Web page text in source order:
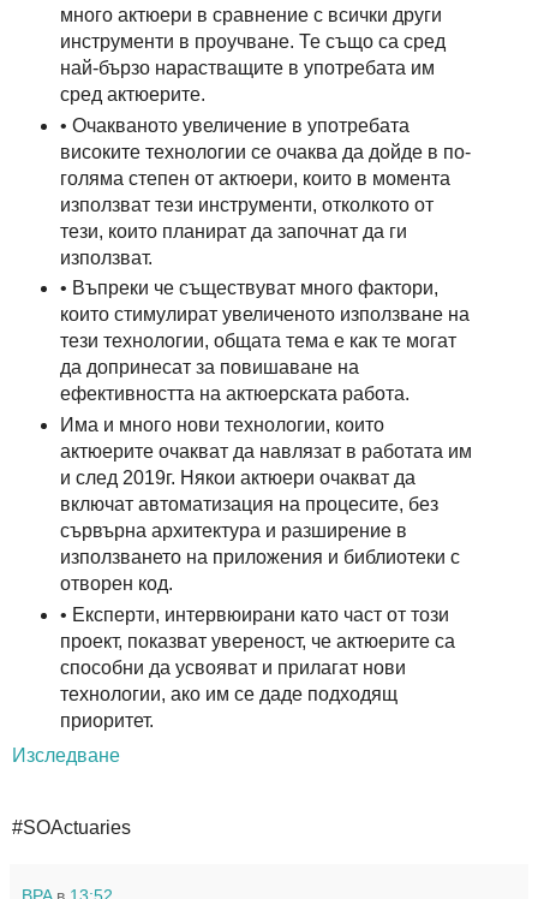
много актюери в сравнение с всички други
инструменти в проучване. Те също са сред
най-бързо нарастващите в употребата им
сред актюерите.
• Очакваното увеличение в употребата
високите технологии се очаква да дойде в по-
голяма степен от актюери, които в момента
използват тези инструменти, отколкото от
тези, които планират да започнат да ги
използват.
• Въпреки че съществуват много фактори,
които стимулират увеличеното използване на
тези технологии, общата тема е как те могат
да допринесат за повишаване на
ефективността на актюерската работа.
Има и много нови технологии, които
актюерите очакват да навлязат в работата им
и след 2019г. Някои актюери очакват да
включат автоматизация на процесите, без
сървърна архитектура и разширение в
използването на приложения и библиотеки с
отворен код.
• Експерти, интервюирани като част от този
проект, показват увереност, че актюерите са
способни да усвояват и прилагат нови
технологии, ако им се даде подходящ
приоритет.
Изследване
#SOActuaries